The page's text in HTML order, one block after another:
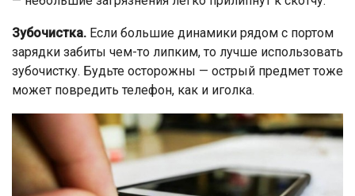
Зубочистка. Если большие динамики рядом с портом
зарядки забиты чем-то липким, то лучше использовать
зубочистку. Будьте осторожны — острый предмет тоже
может повредить телефон, как и иголка.